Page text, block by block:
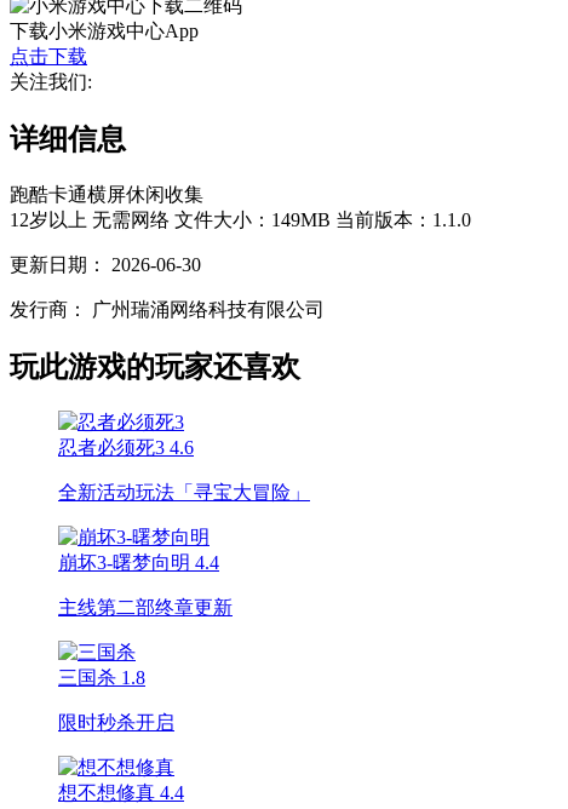
下载小米游戏中心App
点击下载
关注我们:
详细信息
跑酷卡通横屏休闲收集
12岁以上 无需网络 文件大小：149MB 当前版本：1.1.0
更新日期： 2026-06-30
发行商： 广州瑞涌网络科技有限公司
玩此游戏的玩家还喜欢
忍者必须死3 4.6
全新活动玩法「寻宝大冒险」
崩坏3-曙梦向明 4.4
主线第二部终章更新
三国杀 1.8
限时秒杀开启
想不想修真 4.4